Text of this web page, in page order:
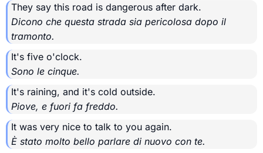
They say this road is dangerous after dark.
Dicono che questa strada sia pericolosa dopo il
tramonto.
It's five o'clock.
Sono le cinque.
It's raining, and it's cold outside.
Piove, e fuori fa freddo.
It was very nice to talk to you again.
È stato molto bello parlare di nuovo con te.